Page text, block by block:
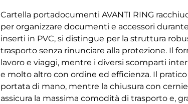
Cartella portadocumenti AVANTI RING
per organizzare documenti e accessori
inserti in PVC, si distingue per la struttura
trasporto senza rinunciare alla protezione. Il
lavoro e viaggi, mentre i diversi scomparti
e molto altro con ordine ed efficienza. Il
portata di mano, mentre la chiusura con
assicura la massima comodità di trasporto e,